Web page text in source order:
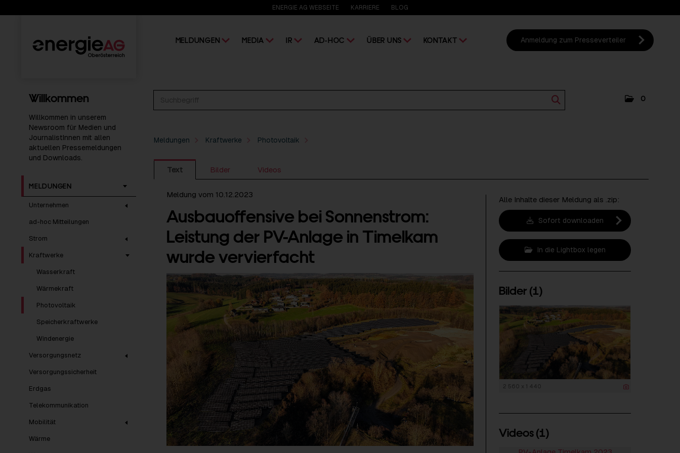
ENERGIE AG WEBSEITE KARRIERE BLOG
MELDUNGEN MEDIA IR AD-HOC ÜBER UNS KONTAKT Anmeldung zum Presseverteiler
0
Willkommen
Willkommen in unserem
Newsroom für Medien und
JournalistInnen mit allen
aktuellen Pressemeldungen
und Downloads.
MELDUNGEN
Unternehmen
ad-hoc Mitteilungen
Strom
Kraftwerke
Wasserkraft
Wärmekraft
Photovoltaik
Speicherkraftwerke
Windenergie
Versorgungsnetz
Versorgungssicherheit
Erdgas
Telekommunikation
Mobilität
Wärme
Meldungen Kraftwerke Photovoltaik
Text Bilder Videos
Meldung vom 10.12.2023
Ausbauoffensive bei Sonnenstrom:
Leistung der PV-Anlage in Timelkam
wurde vervierfacht
Alle Inhalte dieser Meldung als .zip:
Sofort downloaden
In die Lightbox legen
Bilder (1)
2 560 x 1 440
Videos (1)